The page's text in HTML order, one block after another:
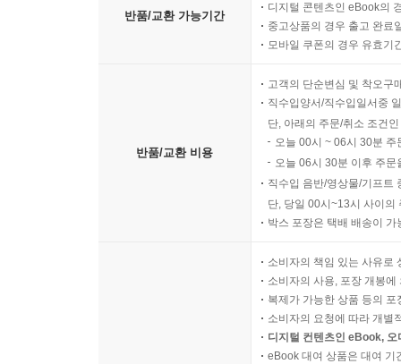
반품/교환 가능기간
디지털 콘텐츠인 eBook의
중고상품의 경우 출고 완료
모바일 쿠폰의 경우 유효기
반품/교환 비용
고객의 단순변심 및 착오구
직수입양서/직수입일서중
단, 아래의 주문/취소 조건
오늘 00시 ~ 06시 30분
오늘 06시 30분 이후 주
직수입 음반/영상물/기프트
단, 당일 00시~13시 사이의
박스 포장은 택배 배송이
소비자의 책임 있는 사유로
소비자의 사용, 포장 개봉
복제가 가능한 상품 등의
소비자의 요청에 따라 개별
디지털 컨텐츠인 eBook,
eBook 대여 상품은 대여 기